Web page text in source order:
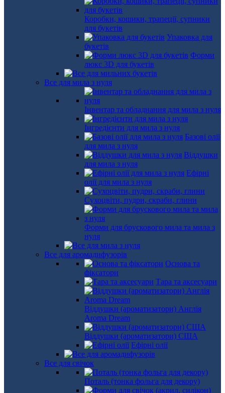
Коробки, кошики, трапеції, супники
для букетів
Упаковка для
букетів
Форми
люкс 3D для букетів
Все для мила з нуля
Інвентар та обладнання для мила з нуля
Інгредієнти для мила з нуля
Базові олії
для мила з нуля
Віддушки
для мила з нуля
Ефірні
олії для мила з нуля
Сухоцвіти, пудри, скраби, глини
Форми для брускового мила та мила з
нуля
Все для аромадифузорів
Основа та
фіксатори
Тара та аксесуари
Віддушки (ароматизатори) Англія
Aroma Dream
Віддушки (ароматизатори) США
Ефірні олії
Все для свічок
Поталь (тонка фольга для декору)